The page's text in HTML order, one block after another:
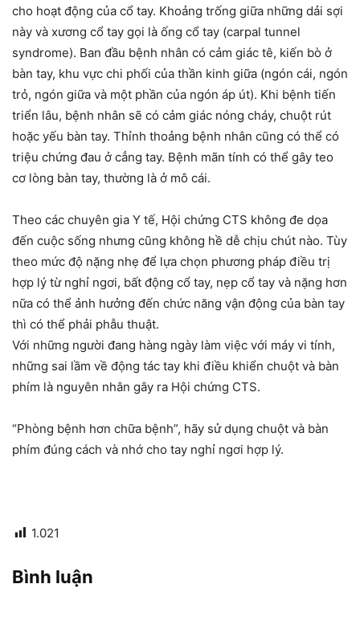
cho hoạt động của cổ tay. Khoảng trống giữa những dải sợi
này và xương cổ tay gọi là ống cổ tay (carpal tunnel
syndrome). Ban đầu bệnh nhân có cảm giác tê, kiến bò ở
bàn tay, khu vực chi phối của thần kinh giữa (ngón cái, ngón
trỏ, ngón giữa và một phần của ngón áp út). Khi bệnh tiến
triển lâu, bệnh nhân sẽ có cảm giác nóng cháy, chuột rút
hoặc yếu bàn tay. Thỉnh thoảng bệnh nhân cũng có thể có
triệu chứng đau ở cẳng tay. Bệnh mãn tính có thể gây teo
cơ lòng bàn tay, thường là ở mô cái.
Theo các chuyên gia Y tế, Hội chứng CTS không đe dọa
đến cuộc sống nhưng cũng không hề dễ chịu chút nào. Tùy
theo mức độ nặng nhẹ để lựa chọn phương pháp điều trị
hợp lý từ nghỉ ngơi, bất động cổ tay, nẹp cổ tay và nặng hơn
nữa có thể ảnh hưởng đến chức năng vận động của bàn tay
thì có thể phải phẫu thuật.
Với những người đang hàng ngày làm việc với máy vi tính,
những sai lầm về động tác tay khi điều khiển chuột và bàn
phím là nguyên nhân gây ra Hội chứng CTS.
“Phòng bệnh hơn chữa bệnh”, hãy sử dụng chuột và bàn
phím đúng cách và nhớ cho tay nghỉ ngơi hợp lý.
1.021
Bình luận